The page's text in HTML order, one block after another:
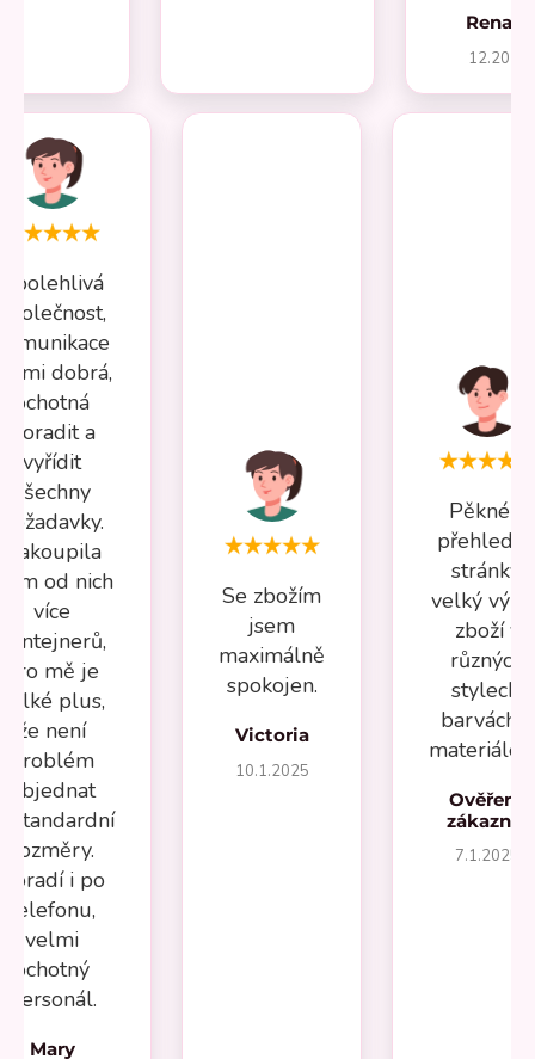
Renata
12.2025
Spolehlivá
dobrá,
ochotná
poradit a
vyřídit
všechny
požadavky.
Nakoupila
od nich
více
pro mě je
velké plus,
že není
problém
objednat
rozměry.
Poradí i po
telefonu,
velmi
ochotný
personál.
Mary
Se zbožím
jsem
maximálně
spokojen.
Victoria
10.1.2025
Pěkné a
stránky,
velký
zboží v
různých
stylech,
barvách a
Ověřený
zákazník
7.1.2025